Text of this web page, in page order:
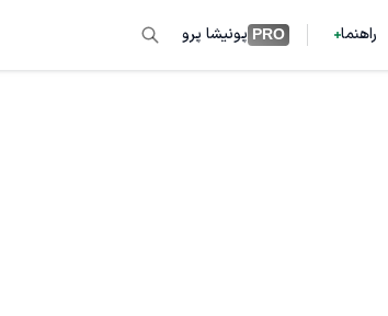
راهنما PRO پونیشا پرو